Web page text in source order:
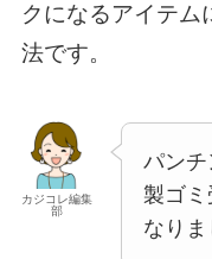
クになるアイテム
法です。
カジコレ編集
部
パンチ
製ゴ
なりま